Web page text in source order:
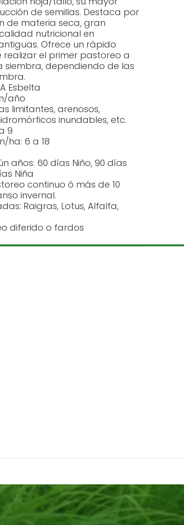
de semillas. Destaca por
de materia seca, gran
nutricional en
Ofrece un rápido
el primer pastoreo a
siembra, dependiendo de las
Esbelta
año
limitantes, arenosos,
inundables, etc.
9
ha: 6 a 18
años: 60 días Niño, 90 días
Niña
continuo ó más de 10
invernal.
Raigras, Lotus, Alfalfa,
diferido o fardos